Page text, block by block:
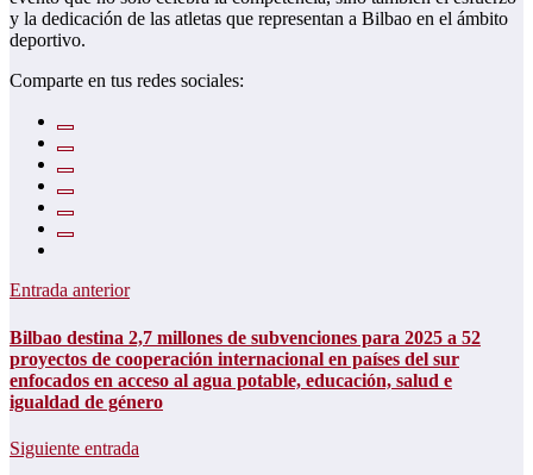
y la dedicación de las atletas que representan a Bilbao en el ámbito
deportivo.
Comparte en tus redes sociales:
Entrada anterior
Bilbao destina 2,7 millones de subvenciones para 2025 a 52
proyectos de cooperación internacional en países del sur
enfocados en acceso al agua potable, educación, salud e
igualdad de género
Siguiente entrada